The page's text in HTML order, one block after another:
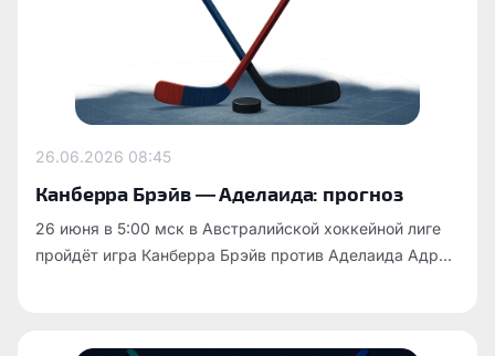
26.06.2026 08:45
Канберра Брэйв — Аделаида: прогноз
26 июня в 5:00 мск в Австралийской хоккейной лиге
пройдёт игра Канберра Брэйв против Аделаида Адр...